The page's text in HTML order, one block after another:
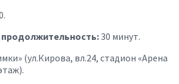
30 минут.
(ул.Кирова, вл.24, стадион «Арена